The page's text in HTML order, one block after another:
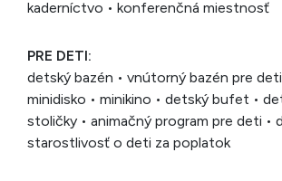
kaderníctvo • konferenčná miestnosť
PRE DETI:
detský bazén • vnútorný bazén pre deti
minidisko • minikino • detský bufet •
stoličky • animačný program pre deti •
starostlivosť o deti za poplatok